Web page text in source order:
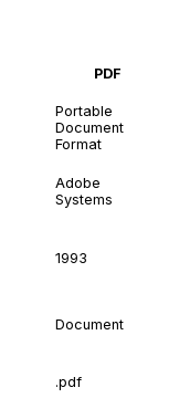
PDF
Portable
Document
Format
Adobe
Systems
1993
Document
.pdf